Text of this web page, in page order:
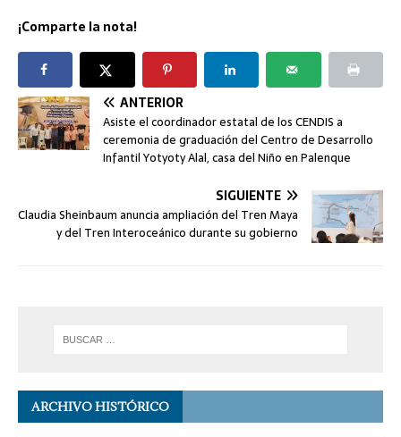
¡Comparte la nota!
ANTERIOR
Asiste el coordinador estatal de los CENDIS a
ceremonia de graduación del Centro de Desarrollo
Infantil Yotyoty Alal, casa del Niño en Palenque
SIGUIENTE
Claudia Sheinbaum anuncia ampliación del Tren Maya
y del Tren Interoceánico durante su gobierno
ARCHIVO HISTÓRICO